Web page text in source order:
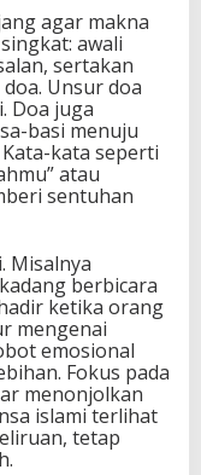
agar makna
awali
sertakan
Unsur doa
Doa juga
basi menuju
kata seperti
atau
sentuhan
Misalnya
berbicara
ketika orang
mengenai
emosional
Fokus pada
menonjolkan
islami terlihat
tetap